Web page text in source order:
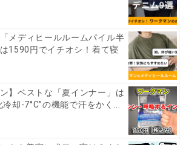
メディヒールルームパイル半
1590円でイチオシ！着て寝
ン】ベストな「夏インナー」は
冷却-7°C”の機能で汗をかく...